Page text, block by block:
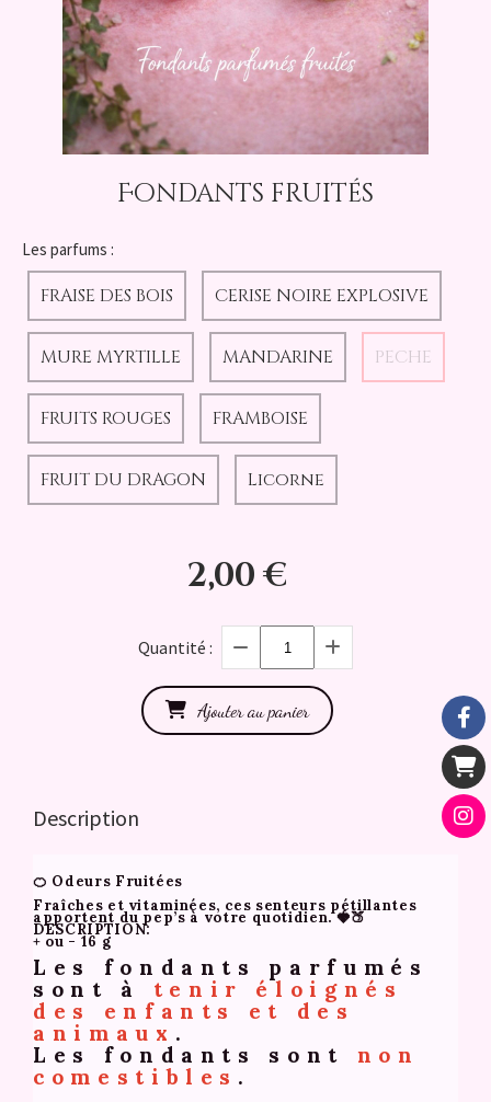
Fondants fruités
Les parfums :
FRAISE DES BOIS CERISE NOIRE EXPLOSIVE
MURE MYRTILLE MANDARINE PECHE
FRUITS ROUGES FRAMBOISE
FRUIT DU DRAGON Licorne
2,00 €
Quantité :
Ajouter au panier
Description
🍊 Odeurs Fruitées
Fraîches et vitaminées, ces senteurs pétillantes
apportent du pep’s à votre quotidien. 🍓🍑
DESCRIPTION:
+ ou - 16 g
Les fondants parfumés
sont à tenir éloignés
des enfants et des
animaux .
Les fondants sont non
comestibles .